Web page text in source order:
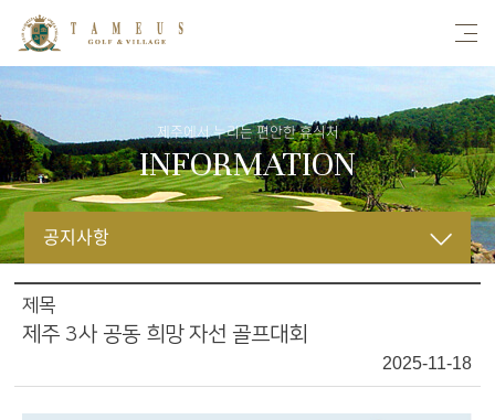
제주에서 누리는 편안한 휴식처
INFORMATION
공지사항
공지사항
이벤트
자료실
제목
제주 3사 공동 희망 자선 골프대회
2025-11-18